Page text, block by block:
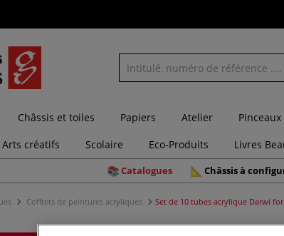
Châssis et toiles Papiers Atelier Pinceaux
Arts créatifs Scolaire Eco-Produits Livres
Catalogues Châssis à
Coffrets de peintures acryliques Set de 10 tubes acrylique Darwi